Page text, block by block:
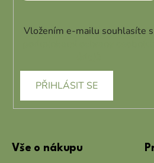
Vložením e-mailu souhlasíte s
PŘIHLÁSIT SE
Vše o nákupu